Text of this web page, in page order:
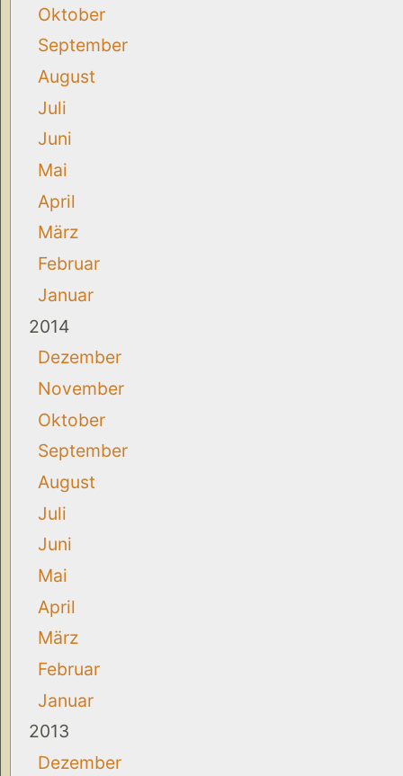
Oktober
September
August
Juli
Juni
Mai
April
März
Februar
Januar
2014
Dezember
November
Oktober
September
August
Juli
Juni
Mai
April
März
Februar
Januar
2013
Dezember